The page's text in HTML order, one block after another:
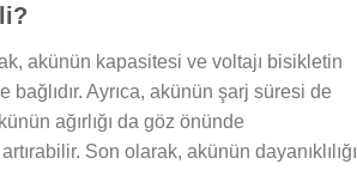
akünün kapasitesi ve voltajı bisikletin
Ayrıca, akünün şarj süresi de
ağırlığı da göz önünde
Son olarak, akünün dayanıklılığı